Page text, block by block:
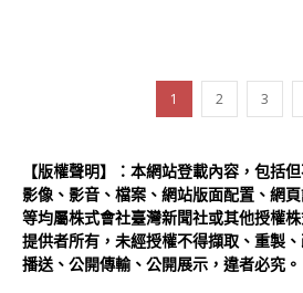
1 2 3
【版權聲明】：本網站登載內容，包括
影像、影音、檔案、網站版面配置、網
等均屬株式會社臺灣新聞社或其他授權
提供者所有，未經授權不得擷取、重製
播送、公開傳輸、公開展示，違者必究。